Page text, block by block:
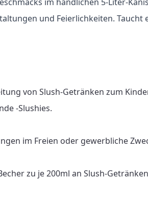
und Feierlichkeiten.
von Slush-Getränken zum
-Slushies.
im Freien oder gewerbliche
zu je 200ml an Slush-